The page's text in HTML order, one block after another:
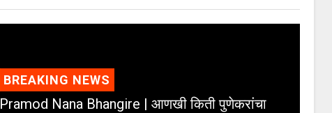
BREAKING NEWS
Pramod Nana Bhangire | आणखी किती पुणेकरांचा